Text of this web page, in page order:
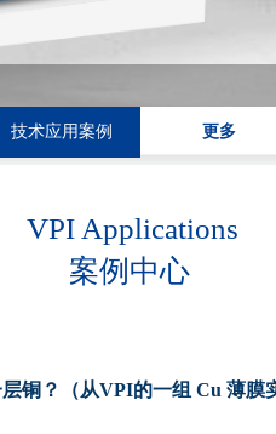
技术应用案例 更多
VPI Applications
案例中心
铜？（从VPI的一组 Cu 薄膜